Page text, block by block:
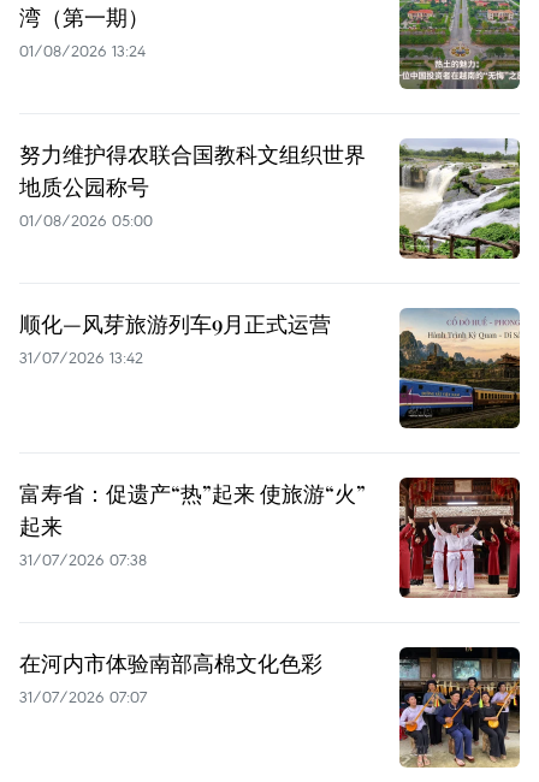
湾（第一期）
01/08/2026 13:24
努力维护得农联合国教科文组织世界
地质公园称号
01/08/2026 05:00
顺化—风芽旅游列车9月正式运营
31/07/2026 13:42
富寿省：促遗产“热”起来 使旅游“火”
起来
31/07/2026 07:38
在河内市体验南部高棉文化色彩
31/07/2026 07:07